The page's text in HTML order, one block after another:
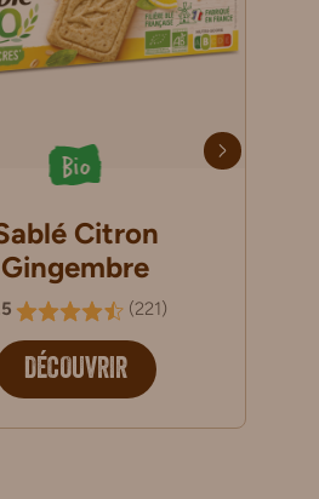
Bio
Citron
Gingembre
(221)
DÉCOUVRIR